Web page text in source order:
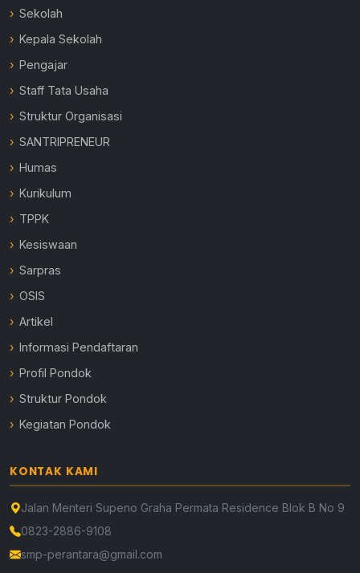
Sekolah
Kepala Sekolah
Pengajar
Staff Tata Usaha
Struktur Organisasi
SANTRIPRENEUR
Humas
Kurikulum
TPPK
Kesiswaan
Sarpras
OSIS
Artikel
Informasi Pendaftaran
Profil Pondok
Struktur Pondok
Kegiatan Pondok
KONTAK KAMI
Jalan Menteri Supeno Graha Permata Residence Blok B No 9
0823-2886-9108
smp-perantara@gmail.com